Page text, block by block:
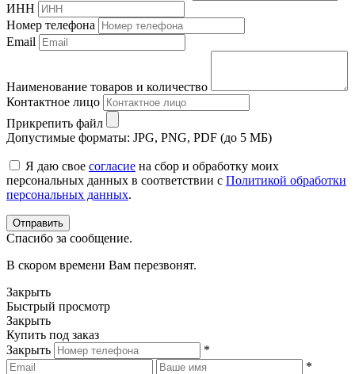
ИНН
Номер телефона
Email
Наименование товаров и количество
Контактное лицо
Прикрепить файл
Допустимые форматы: JPG, PNG, PDF (до 5 МБ)
Я даю свое согласие на сбор и обработку моих
персональных данных в соответствии с Политикой обработки
персональных данных.
Спасибо за сообщение.
В скором времени Вам перезвонят.
Закрыть
Быстрый просмотр
Закрыть
Купить под заказ
Закрыть
*
*